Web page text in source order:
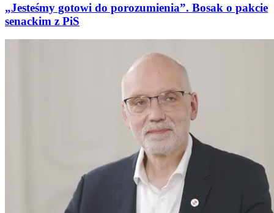
„Jesteśmy gotowi do porozumienia”. Bosak o pakcie
senackim z PiS